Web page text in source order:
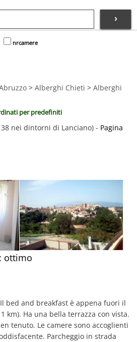
›
nrcamere
> Alberghi Chieti > Alberghi
per predefiniti
nei dintorni di Lanciano) - Pagina
ottimo
bed and breakfast è appena fuori il
km). Ha una bella terrazza con vista.
tenuto. Le camere sono accoglienti
Parcheggio in strada